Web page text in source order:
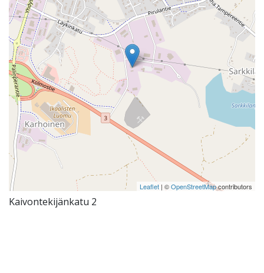
Leaflet| ©OpenStreetMapcontributors
Kaivontekijänkatu 2